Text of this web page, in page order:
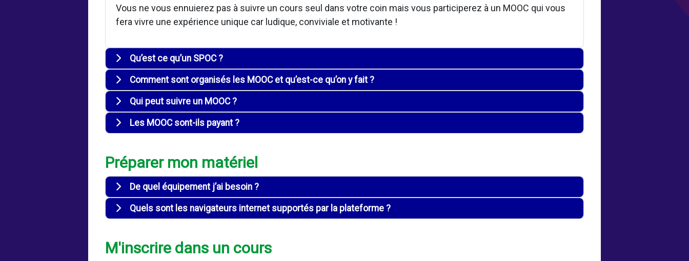
Vous ne vous ennuierez pas à suivre un cours seul dans votre coin mais vous participerez à un MOOC qui vous
fera vivre une expérience unique car ludique, conviviale et motivante !
Qu’est ce qu’un SPOC ?
Comment sont organisés les MOOC et qu’est-ce qu’on y fait ?
Qui peut suivre un MOOC ?
Les MOOC sont-ils payant ?
Préparer mon matériel
De quel équipement j’ai besoin ?
Quels sont les navigateurs internet supportés par la plateforme ?
M'inscrire dans un cours